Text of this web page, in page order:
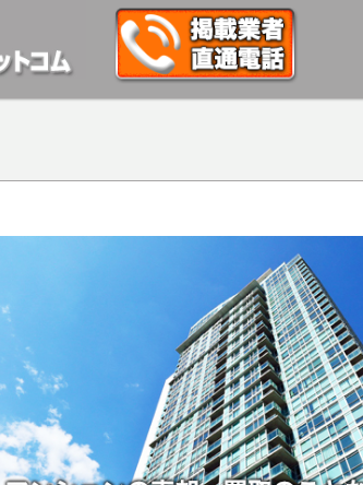
物件を買います。一般的に「売却」は時間はかかるが
談ください。マンション、アパート、相続不動産など